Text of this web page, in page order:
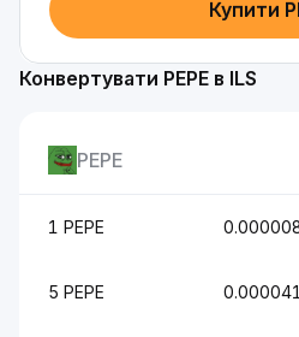
Купити
Конвертувати PEPE в ILS
PEPE
1 PEPE
5 PEPE